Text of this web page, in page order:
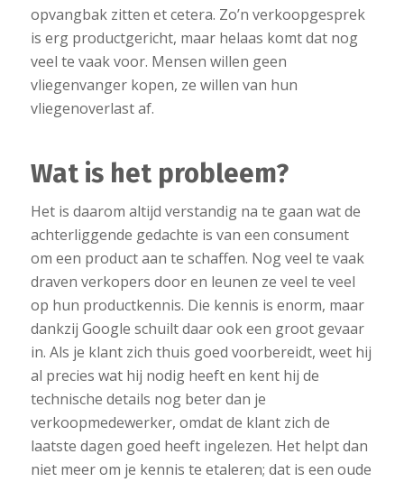
opvangbak zitten et cetera. Zo’n verkoopgesprek
is erg productgericht, maar helaas komt dat nog
veel te vaak voor. Mensen willen geen
vliegenvanger kopen, ze willen van hun
vliegenoverlast af.
Wat is het probleem?
Het is daarom altijd verstandig na te gaan wat de
achterliggende gedachte is van een consument
om een product aan te schaffen. Nog veel te vaak
draven verkopers door en leunen ze veel te veel
op hun productkennis. Die kennis is enorm, maar
dankzij Google schuilt daar ook een groot gevaar
in. Als je klant zich thuis goed voorbereidt, weet hij
al precies wat hij nodig heeft en kent hij de
technische details nog beter dan je
verkoopmedewerker, omdat de klant zich de
laatste dagen goed heeft ingelezen. Het helpt dan
niet meer om je kennis te etaleren; dat is een oude